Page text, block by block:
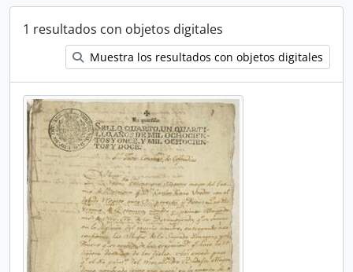
1 resultados con objetos digitales
Muestra los resultados con objetos digitales